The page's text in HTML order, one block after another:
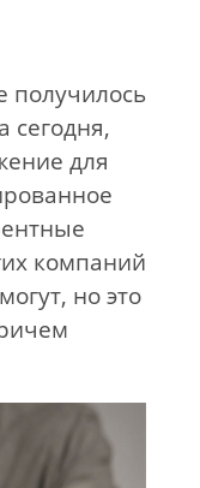
получилось
сегодня,
для
компаний
но это